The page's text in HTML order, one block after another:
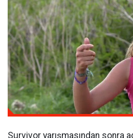
Survivor yarışmasından sonra